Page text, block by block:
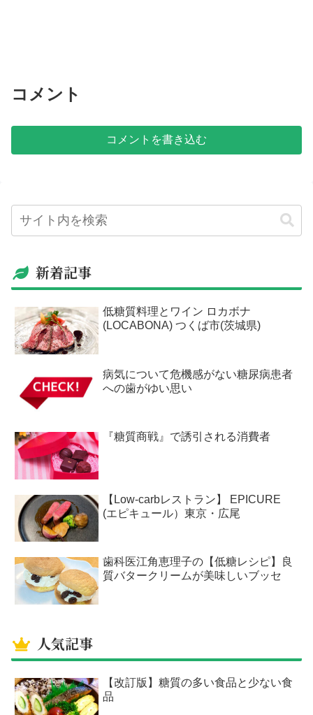
コメント
コメントを書き込む
新着記事
低糖質料理とワイン ロカボナ
(LOCABONA) つくば市(茨城県)
病気について危機感がない糖尿病患者
への歯がゆい思い
『糖質商戦』で誘引される消費者
【Low-carbレストラン】 EPICURE
(エピキュール）東京・広尾
歯科医江角恵理子の【低糖レシピ】良
質バタークリームが美味しいブッセ
人気記事
【改訂版】糖質の多い食品と少ない食
品